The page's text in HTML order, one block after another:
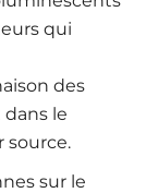
qui
des
le
source.
sur le